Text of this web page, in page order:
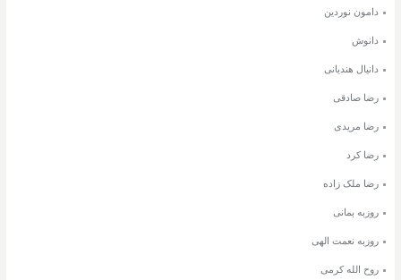
دامون نوردین
دانوش
دانیال هندیانی
رضا صادقی
رضا مریدی
رضا کرد
رضا ملک زاده
روزبه بمانی
روزبه نعمت الهی
روح الله کرمی